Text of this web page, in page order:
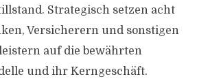
Strategisch setzen acht
Versicherern und sonstigen
auf die bewährten
und ihr Kerngeschäft.